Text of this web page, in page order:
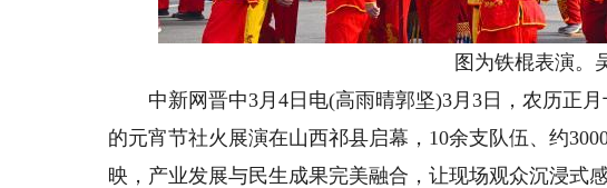
图为铁棍表演。
中新网晋中3月4日电(高雨晴郭坚)3月3日，农历正月
的元宵节社火展演在山西祁县启幕，10余支队伍、约
映，产业发展与民生成果完美融合，让现场观众沉浸式